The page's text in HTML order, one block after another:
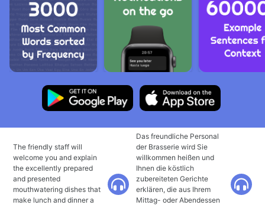
The friendly staff will
welcome you and explain
the excellently prepared
and presented
mouthwatering dishes that
make lunch and dinner a
Das freundliche Personal
der Brasserie wird Sie
willkommen heißen und
Ihnen die köstlich
zubereiteten Gerichte
erklären, die aus Ihrem
Mittag- oder Abendessen